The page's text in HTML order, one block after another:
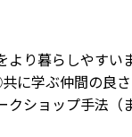
り暮らしやすい
学ぶ仲間の良
クショップ手法